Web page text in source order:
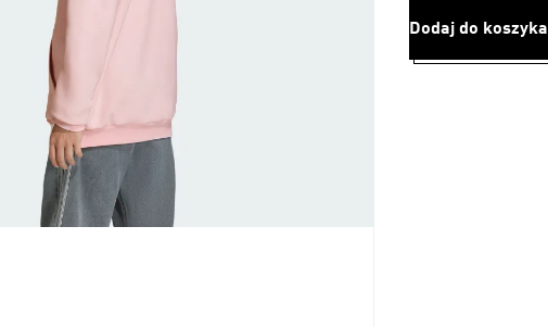
Dodaj do koszyka